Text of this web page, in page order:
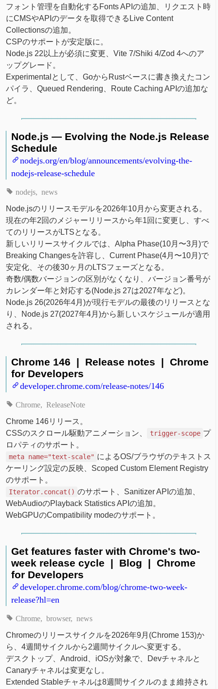
フォント管理を自動化するFonts APIの追加、リクエスト時
にCMSやAPIのデータを取得できるLive Content
Collectionsの追加。
CSPのサポートが安定版に。
Node.js 22以上が必須に変更、Vite 7/Shiki 4/Zod 4へのア
ップグレード。
Experimentalとして、GoからRustベースに書き換えたコン
パイラ、Queued Rendering、Route Caching APIの追加な
ど。
Node.js — Evolving the Node.js Release
Schedule
nodejs.org/en/blog/announcements/evolving-the-
nodejs-release-schedule
nodejs news
Node.jsのリリースモデルを2026年10月から変更される。
現在の年2回のメジャーリリースから年1回に変更し、すべ
てのリリースがLTSとなる。
新しいリリースサイクルでは、Alpha Phase(10月〜3月)で
Breaking Changesを許容し、Current Phase(4月〜10月)で
安定化、その後30ヶ月のLTSフェーズとなる。
奇数/偶数バージョンの区別がなくなり、バージョン番号が
カレンダー年と対応する(Node.js 27は2027年など)。
Node.js 26(2026年4月)が現行モデルの最後のリリースとな
り、Node.js 27(2027年4月)から新しいスケジュールが適用
される。
Chrome 146 | Release notes | Chrome
for Developers
developer.chrome.com/release-notes/146
Chrome ReleaseNote
Chrome 146リリース。
CSSのスクロール駆動アニメーション、
trigger-scope プ
ロパティのサポート。
meta name="text-scale" によるOS/ブラウザのテキストス
ケーリング設定の反映、Scoped Custom Element Registry
のサポート。
Iterator.concat() のサポート、Sanitizer APIの追加、
WebAudioのPlayback Statistics APIの追加。
WebGPUのCompatibility modeのサポート。
Get features faster with Chrome's two-
week release cycle | Blog | Chrome
for Developers
developer.chrome.com/blog/chrome-two-week-
release?hl=en
Chrome browser news
Chromeのリリースサイクルを2026年9月(Chrome 153)か
ら、4週間サイクルから2週間サイクルへ変更する。
デスクトップ、Android、iOSが対象で、Devチャネルと
Canaryチャネルは変更なし。
Extended Stableチャネルは8週間サイクルのまま維持され